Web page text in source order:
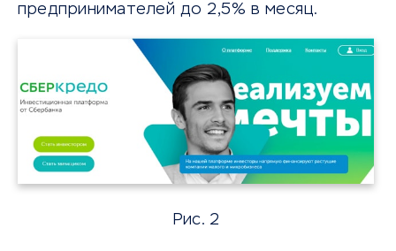
предпринимателей до 2,5% в месяц.
Рис. 2